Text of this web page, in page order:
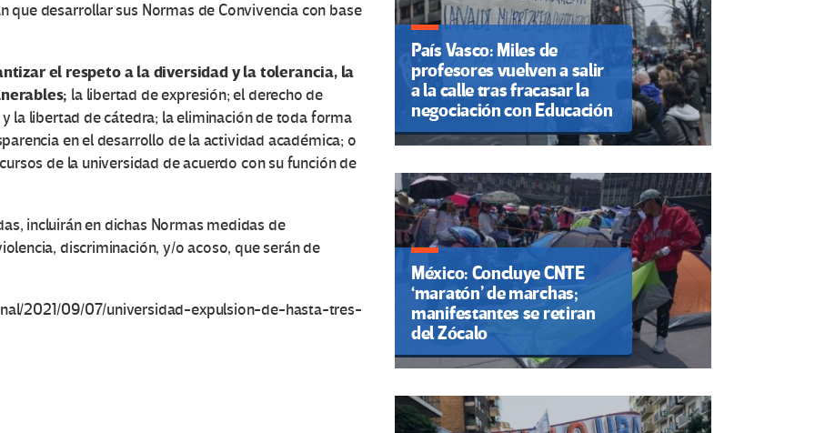
que desarrollar sus Normas de Convivencia con base
el respeto a la diversidad y la tolerancia, la
la libertad de expresión; el derecho de
la libertad de cátedra; la eliminación de toda forma
en el desarrollo de la actividad académica; o
de la universidad de acuerdo con su función de
incluirán en dichas Normas medidas de
discriminación, y/o acoso, que serán de
2021/09/07/universidad-expulsion-de-hasta-tres-
País Vasco: Miles de
profesores vuelven a salir
a la calle tras fracasar la
negociación con Educación
México: Concluye CNTE
‘maratón’ de marchas;
manifestantes se retiran
del Zócalo